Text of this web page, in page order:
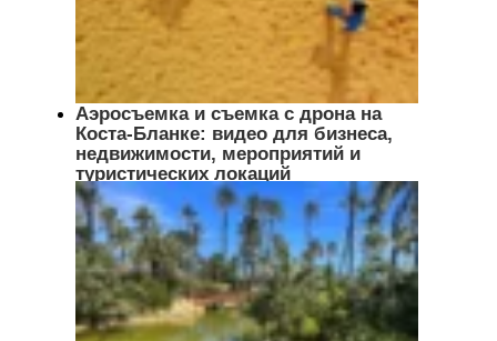
Аэросъемка и съемка с дрона на
Коста-Бланке: видео для бизнеса,
недвижимости, мероприятий и
туристических локаций